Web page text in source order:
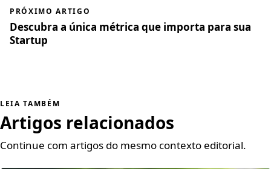
PRÓXIMO ARTIGO
Descubra a única métrica que importa para sua
Startup
LEIA TAMBÉM
Artigos relacionados
Continue com artigos do mesmo contexto editorial.